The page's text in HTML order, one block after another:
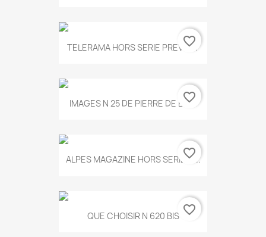
TELERAMA HORS SERIE PREVERT
favorite_border
IMAGES N 25 DE PIERRE DE BOIS
favorite_border
ALPES MAGAZINE HORS SERIE N...
favorite_border
QUE CHOISIR N 620 BIS favorite_border